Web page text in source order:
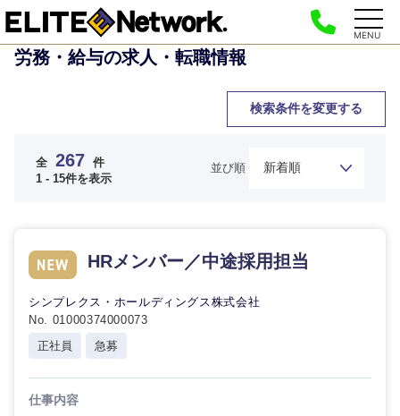
MENU
労務・給与の求人・転職情報
検索条件を変更する
全 267 件
1 - 15件を表示
並び順
HRメンバー／中途採用担当
シンプレクス・ホールディングス株式会社
No. 01000374000073
正社員
急募
仕事内容